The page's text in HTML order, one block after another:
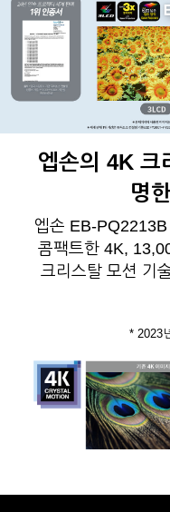
엡손의 4K 크
명
엡손 EB-
콤팩트한 4K,
크리스탈 모션 기
* 2023